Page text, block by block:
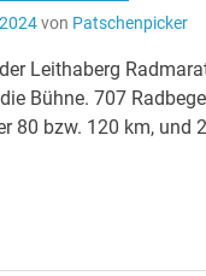
von Patschenpicker
Leithaberg
Bühne. 707
80 bzw. 120 km, und